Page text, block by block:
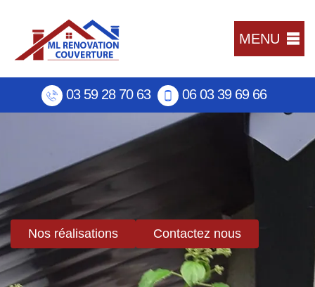
MENU
03 59 28 70 63 06 03 39 69 66
Nos réalisations Contactez nous